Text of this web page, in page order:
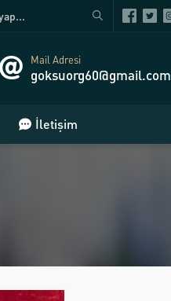
Mail Adresi
goksuorg60@gmail.com
İletişim